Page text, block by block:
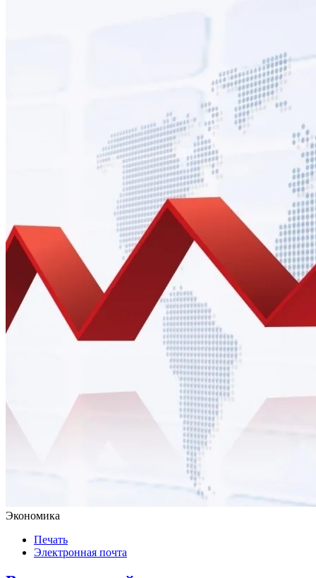
Экономика
Печать
Электронная почта